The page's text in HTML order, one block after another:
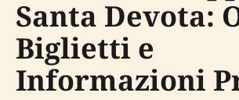
Santa Devota:
Biglietti e
Informazioni